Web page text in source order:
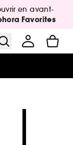
en avant-
Favorites